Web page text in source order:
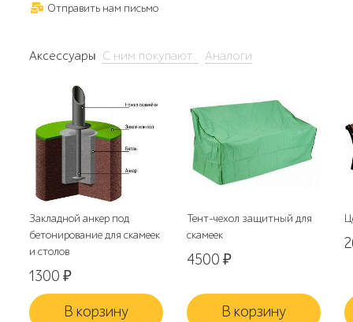
Отправить нам письмо
Аксессуары С ним покупают... Аналоги
Закладной анкер под
бетонирование для скамеек
и столов
1300₽
В корзину
Тент-чехол защитный для
скамеек
4500₽
В корзину